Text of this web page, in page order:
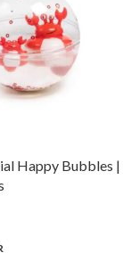
Happy Bubbles |